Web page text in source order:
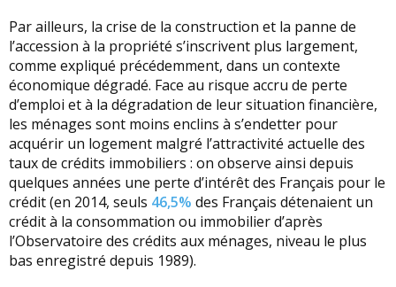
Par ailleurs, la crise de la construction et la panne de
l’accession à la propriété s’inscrivent plus largement,
comme expliqué précédemment, dans un contexte
économique dégradé. Face au risque accru de perte
d’emploi et à la dégradation de leur situation financière,
les ménages sont moins enclins à s’endetter pour
acquérir un logement malgré l’attractivité actuelle des
taux de crédits immobiliers : on observe ainsi depuis
quelques années une perte d’intérêt des Français pour le
crédit (en 2014, seuls 46,5% des Français détenaient un
crédit à la consommation ou immobilier d’après
l’Observatoire des crédits aux ménages, niveau le plus
bas enregistré depuis 1989).